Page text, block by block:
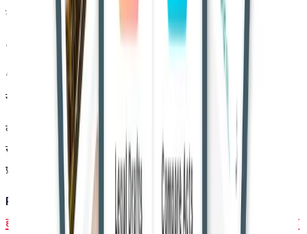
करने का उसका स्पष्ट इरादा, पत्नी के प्रति मानसिक क्रूरता को दर्शाता है।
अदालत ने कहा,
“ऐसी स्थिति में पक्षकारों को साथ रहने के लिए बाध्य करना व्यावहारिक
नहीं है और इससे दोनों पक्षों पर मानसिक दबाव पड़ेगा।”
कोर्ट ने यह भी पाया कि दोनों के बीच संबंध लंबे समय से टूट चुके हैं और
सुलह की कोई वास्तविक संभावना नहीं बची है। कई बार मध्यस्थता के
प्रयास भी असफल रहे।
Read also:-
23 साल पुराने नाबालिग से दुष्कर्म मामले में पंजाब और
हरियाणा हाईकोर्ट ने दोष बरकरार रखा, लेकिन बीमारी और देरी के आधार